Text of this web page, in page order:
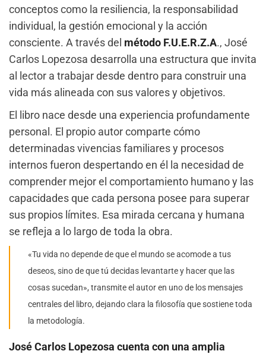
conceptos como la resiliencia, la responsabilidad
individual, la gestión emocional y la acción
consciente. A través del método F.U.E.R.Z.A., José
Carlos Lopezosa desarrolla una estructura que invita
al lector a trabajar desde dentro para construir una
vida más alineada con sus valores y objetivos.
El libro nace desde una experiencia profundamente
personal. El propio autor comparte cómo
determinadas vivencias familiares y procesos
internos fueron despertando en él la necesidad de
comprender mejor el comportamiento humano y las
capacidades que cada persona posee para superar
sus propios límites. Esa mirada cercana y humana
se refleja a lo largo de toda la obra.
«Tu vida no depende de que el mundo se acomode a tus
deseos, sino de que tú decidas levantarte y hacer que las
cosas sucedan», transmite el autor en uno de los mensajes
centrales del libro, dejando clara la filosofía que sostiene toda
la metodología.
José Carlos Lopezosa cuenta con una amplia